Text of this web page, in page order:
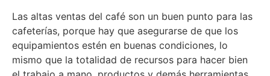
Las altas ventas del café son un buen punto para las
cafeterías, porque hay que asegurarse de que los
equipamientos estén en buenas condiciones, lo
mismo que la totalidad de recursos para hacer bien